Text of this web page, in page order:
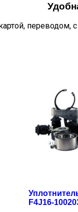
переводом,
F4J16-